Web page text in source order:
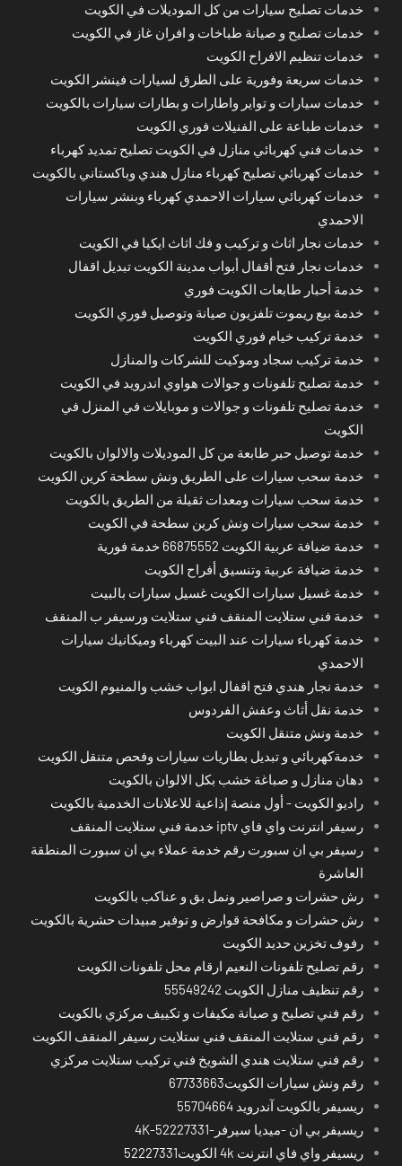
خدمات تصليح سيارات من كل الموديلات في الكويت
خدمات تصليح و صيانة طباخات و افران غاز في الكويت
خدمات تنظيم الافراح الكويت
خدمات سريعة وفورية على الطرق لسيارات فينشر الكويت
خدمات سيارات و تواير واطارات و بطارات سيارات بالكويت
خدمات طباعة على الفنيلات فوري الكويت
خدمات فني كهربائي منازل في الكويت تصليح تمديد كهرباء
خدمات كهربائي تصليح كهرباء منازل هندي وباكستاني بالكويت
خدمات كهربائي سيارات الاحمدي كهرباء وبنشر سيارات
الاحمدي
خدمات نجار اثاث و تركيب و فك اثاث ايكيا في الكويت
خدمات نجار فتح أقفال أبواب مدينة الكويت تبديل اقفال
خدمة أحبار طابعات الكويت فوري
خدمة بيع ريموت تلفزيون صيانة وتوصيل فوري الكويت
خدمة تركيب خيام فوري الكويت
خدمة تركيب سجاد وموكيت للشركات والمنازل
خدمة تصليح تلفونات و جوالات هواوي اندرويد في الكويت
خدمة تصليح تلفونات و جوالات و موبايلات في المنزل في
الكويت
خدمة توصيل حبر طابعة من كل الموديلات والالوان بالكويت
خدمة سحب سيارات على الطريق ونش سطحة كرين الكويت
خدمة سحب سيارات ومعدات ثقيلة من الطريق بالكويت
خدمة سحب سيارات ونش كرين سطحة في الكويت
خدمة ضيافة عربية الكويت 66875552 خدمة فورية
خدمة ضيافة عربية وتنسيق أفراح الكويت
خدمة غسيل سيارات الكويت غسيل سيارات بالبيت
خدمة فني ستلايت المنقف فني ستلايت ورسيفر ب المنقف
خدمة كهرباء سيارات عند البيت كهرباء وميكانيك سيارات
الاحمدي
خدمة نجار هندي فتح اقفال ابواب خشب والمنيوم الكويت
خدمة نقل أثاث وعفش الفردوس
خدمة ونش متنقل الكويت
خدمةكهربائي و تبديل بطاريات سيارات وفحص متنقل الكويت
دهان منازل و صباغة خشب بكل الالوان بالكويت
راديو الكويت - أول منصة إذاعية للاعلانات الخدمية بالكويت
رسيفر انترنت واي فاي iptv خدمة فني ستلايت المنقف
رسيفر بي ان سبورت رقم خدمة عملاء بي ان سبورت المنطقة
العاشرة
رش حشرات و صراصير ونمل بق و عناكب بالكويت
رش حشرات و مكافحة قوارض و توفير مبيدات حشرية بالكويت
رفوف تخزين حديد الكويت
رقم تصليح تلفونات النعيم ارقام محل تلفونات الكويت
رقم تنظيف منازل الكويت 55549242
رقم فني تصليح و صيانة مكيفات و تكييف مركزي بالكويت
رقم فني ستلايت المنقف فني ستلايت رسيفر المنقف الكويت
رقم فني ستلايت هندي الشويخ فني تركيب ستلايت مركزي
رقم ونش سيارات الكويت67733663
ريسيفر بالكويت آندرويد 55704664
ريسيفر بي ان -ميديا سيرفر-4K-52227331
ريسيفر واي فاي انترنت 4k الكويت52227331